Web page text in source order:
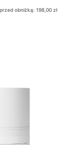
obniżką: 198,00 zł